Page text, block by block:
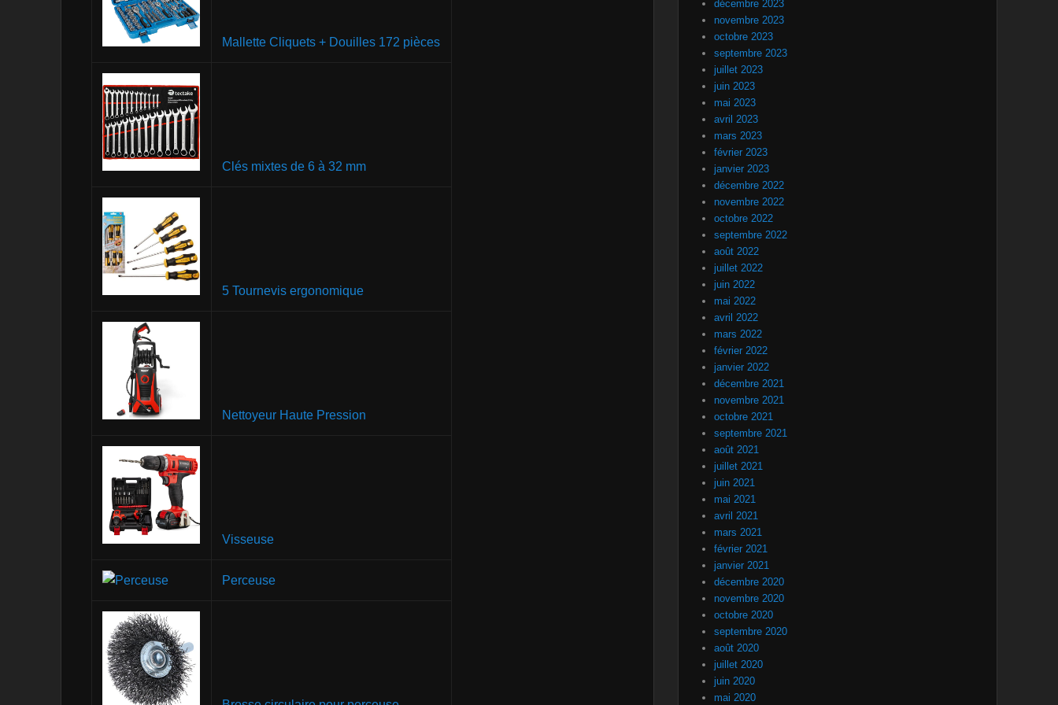
Mallette Cliquets + Douilles 172 pièces
Clés mixtes de 6 à 32 mm
5 Tournevis ergonomique
Nettoyeur Haute Pression
Visseuse
Perceuse
décembre 2023
novembre 2023
octobre 2023
septembre 2023
juillet 2023
juin 2023
mai 2023
avril 2023
mars 2023
février 2023
janvier 2023
décembre 2022
novembre 2022
octobre 2022
septembre 2022
août 2022
juillet 2022
juin 2022
mai 2022
avril 2022
mars 2022
février 2022
janvier 2022
décembre 2021
novembre 2021
octobre 2021
septembre 2021
août 2021
juillet 2021
juin 2021
mai 2021
avril 2021
mars 2021
février 2021
janvier 2021
décembre 2020
novembre 2020
octobre 2020
septembre 2020
août 2020
juillet 2020
juin 2020
mai 2020